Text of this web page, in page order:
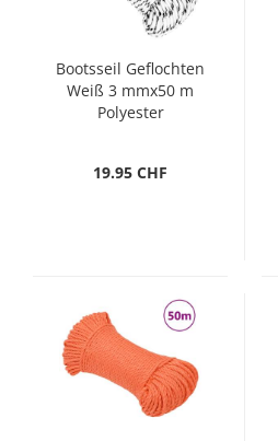
Bootsseil Geflochten
Weiß 3 mmx50 m
Polyester
19.95 CHF